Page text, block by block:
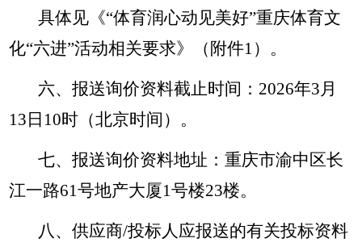
具体见《“体育润心动见美好”重庆体育文
化“六进”活动相关要求》（附件1）。
六、报送询价资料截止时间：2026年3月
13日10时（北京时间）。
七、报送询价资料地址：重庆市渝中区长
江一路61号地产大厦1号楼23楼。
八、供应商/投标人应报送的有关投标资料